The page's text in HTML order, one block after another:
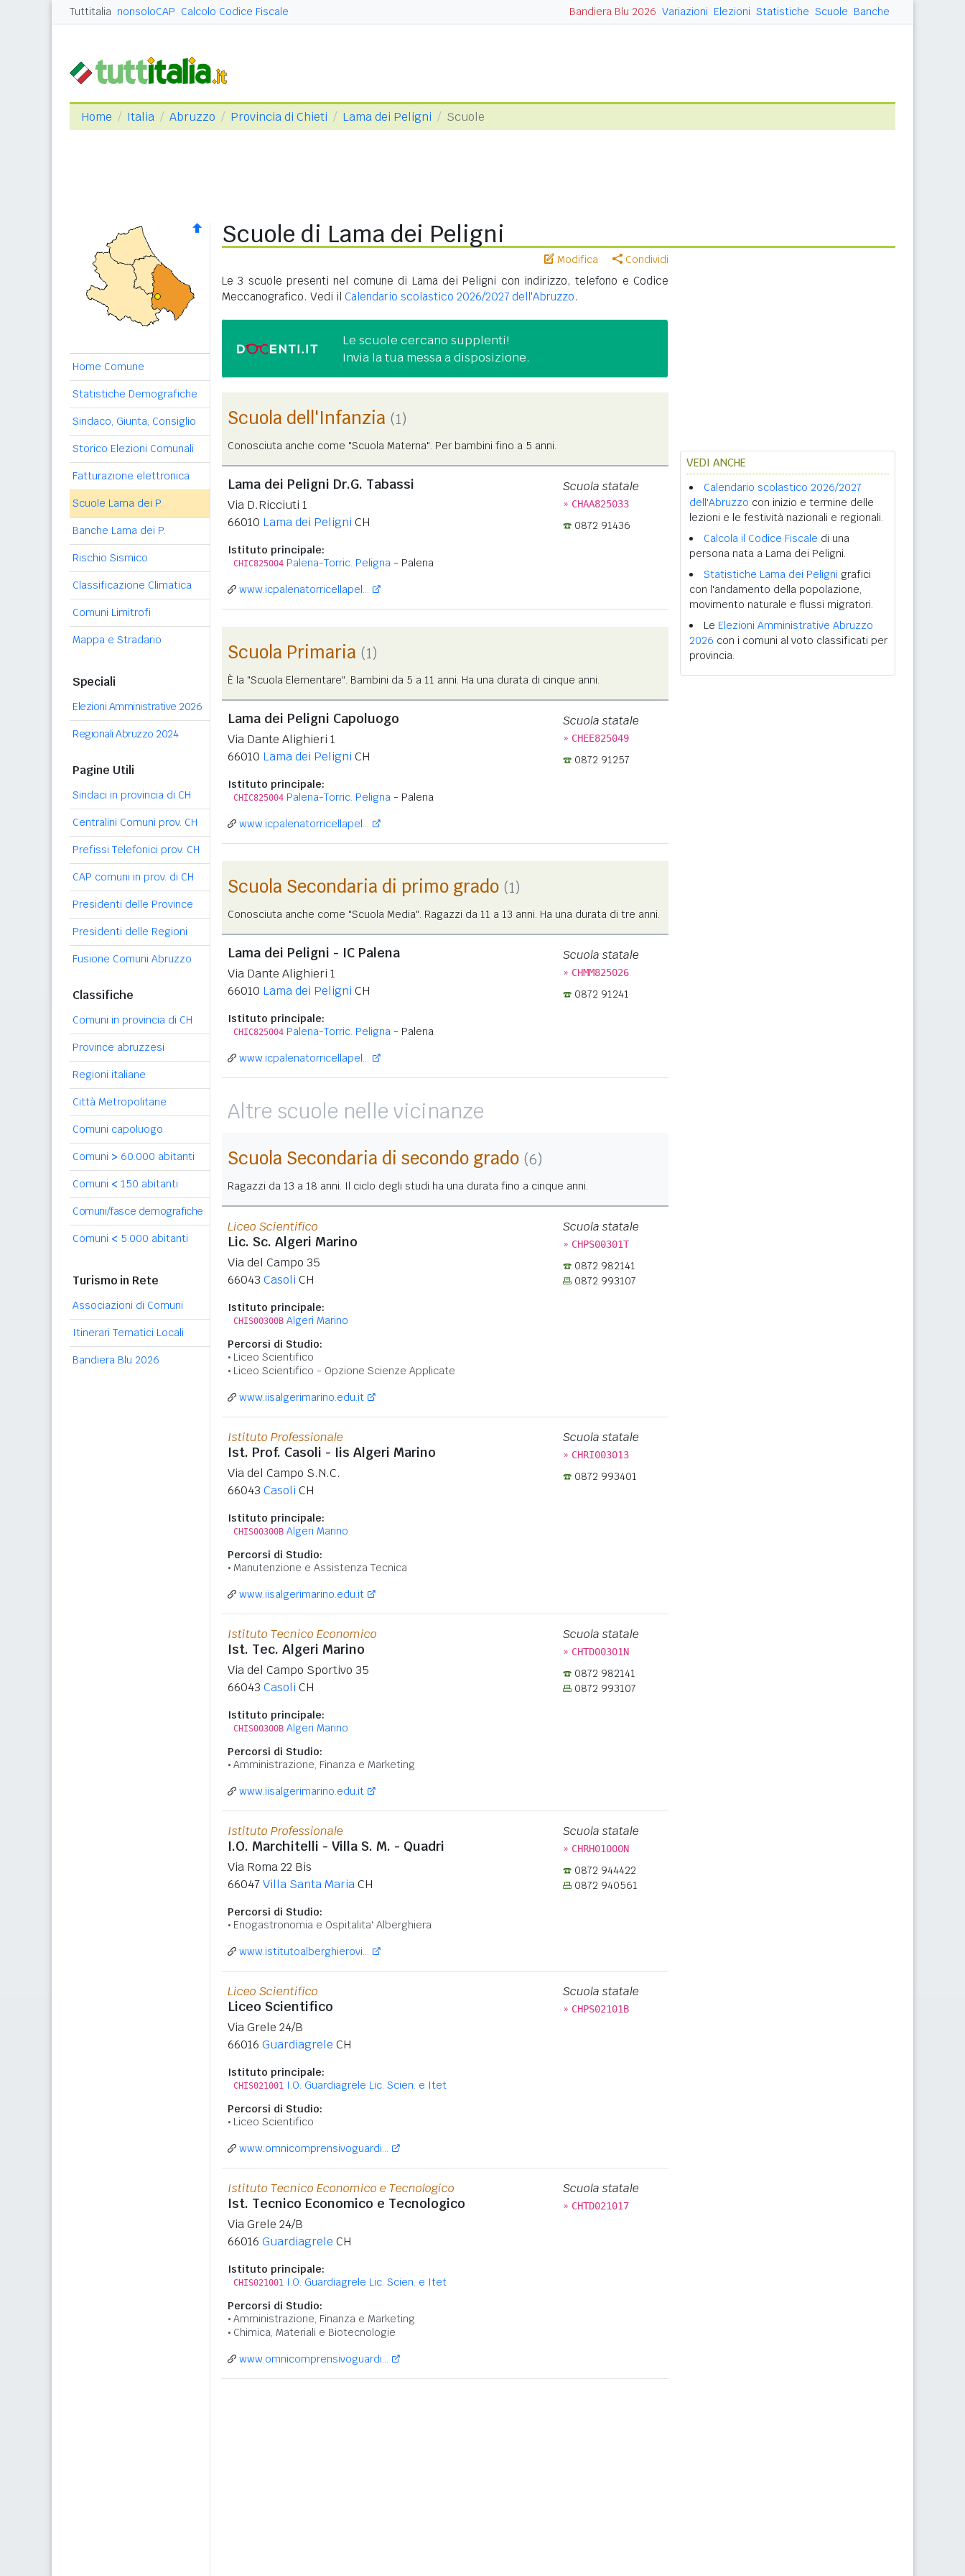
Tuttitalia nonsoloCAP Calcolo Codice Fiscale Bandiera Blu 2026 Variazioni Elezioni Statistiche Scuole Banche
Home Italia Abruzzo Provincia di Chieti Lama dei Peligni Scuole
Home Comune
Statistiche Demografiche
Sindaco, Giunta, Consiglio
Storico Elezioni Comunali
Fatturazione elettronica
Scuole Lama dei P.
Banche Lama dei P.
Rischio Sismico
Classificazione Climatica
Comuni Limitrofi
Mappa e Stradario
Speciali
Elezioni Amministrative 2026
Regionali Abruzzo 2024
Pagine Utili
Sindaci in provincia di CH
Centralini Comuni prov. CH
Prefissi Telefonici prov. CH
CAP comuni in prov. di CH
Presidenti delle Province
Presidenti delle Regioni
Fusione Comuni Abruzzo
Classifiche
Comuni in provincia di CH
Province abruzzesi
Regioni italiane
Città Metropolitane
Comuni capoluogo
Comuni > 60.000 abitanti
Comuni < 150 abitanti
Comuni/fasce demografiche
Comuni < 5.000 abitanti
Turismo in Rete
Associazioni di Comuni
Itinerari Tematici Locali
Bandiera Blu 2026
Scuole di Lama dei Peligni
Modifica Condividi
Le 3 scuole presenti nel comune di Lama dei Peligni con indirizzo, telefono e Codice
Meccanografico. Vedi il Calendario scolastico 2026/2027 dell'Abruzzo.
Le scuole cercano supplenti!
Invia la tua messa a disposizione.
Scuola dell'Infanzia (1)
Conosciuta anche come "Scuola Materna". Per bambini fino a 5 anni.
Lama dei Peligni Dr.G. Tabassi
Via D.Ricciuti 1
66010 Lama dei Peligni CH
Istituto principale:
CHIC825004 Palena-Torric. Peligna - Palena
Scuola statale
» CHAA825033
0872 91436
www.icpalenatorricellapel...
Scuola Primaria (1)
È la "Scuola Elementare". Bambini da 5 a 11 anni. Ha una durata di cinque anni.
Lama dei Peligni Capoluogo
Via Dante Alighieri 1
66010 Lama dei Peligni CH
Istituto principale:
CHIC825004 Palena-Torric. Peligna - Palena
Scuola statale
» CHEE825049
0872 91257
www.icpalenatorricellapel...
Scuola Secondaria di primo grado (1)
Conosciuta anche come "Scuola Media". Ragazzi da 11 a 13 anni. Ha una durata di tre anni.
Lama dei Peligni - IC Palena
Via Dante Alighieri 1
66010 Lama dei Peligni CH
Istituto principale:
CHIC825004 Palena-Torric. Peligna - Palena
Scuola statale
» CHMM825026
0872 91241
www.icpalenatorricellapel...
Altre scuole nelle vicinanze
Scuola Secondaria di secondo grado (6)
Ragazzi da 13 a 18 anni. Il ciclo degli studi ha una durata fino a cinque anni.
Liceo Scientifico
Lic. Sc. Algeri Marino
Via del Campo 35
66043 Casoli CH
Istituto principale:
CHIS00300B Algeri Marino
Percorsi di Studio:
Liceo Scientifico
Liceo Scientifico - Opzione Scienze Applicate
Scuola statale
» CHPS00301T
0872 982141
0872 993107
www.iisalgerimarino.edu.it
Istituto Professionale
Ist. Prof. Casoli - Iis Algeri Marino
Via del Campo S.N.C.
66043 Casoli CH
Istituto principale:
CHIS00300B Algeri Marino
Percorsi di Studio:
Manutenzione e Assistenza Tecnica
Scuola statale
» CHRI003013
0872 993401
www.iisalgerimarino.edu.it
Istituto Tecnico Economico
Ist. Tec. Algeri Marino
Via del Campo Sportivo 35
66043 Casoli CH
Istituto principale:
CHIS00300B Algeri Marino
Percorsi di Studio:
Amministrazione, Finanza e Marketing
Scuola statale
» CHTD00301N
0872 982141
0872 993107
www.iisalgerimarino.edu.it
Istituto Professionale
I.O. Marchitelli - Villa S. M. - Quadri
Via Roma 22 Bis
66047Villa Santa MariaCH
Percorsi di Studio:
Enogastronomia e Ospitalita' Alberghiera
Scuola statale
» CHRH01000N
0872 944422
0872 940561
www.istitutoalberghierovi...
Liceo Scientifico
Liceo Scientifico
Via Grele 24/B
66016 Guardiagrele CH
Istituto principale:
CHIS021001 I.O. Guardiagrele Lic. Scien. e Itet
Percorsi di Studio:
Liceo Scientifico
Scuola statale
» CHPS02101B
www.omnicomprensivoguardi...
Istituto Tecnico Economico e Tecnologico
Ist. Tecnico Economico e Tecnologico
Via Grele 24/B
66016 Guardiagrele CH
Istituto principale:
CHIS021001 I.O. Guardiagrele Lic. Scien. e Itet
Percorsi di Studio:
Amministrazione, Finanza e Marketing
Chimica, Materiali e Biotecnologie
Scuola statale
» CHTD021017
www.omnicomprensivoguardi...
VEDI ANCHE
Calendario scolastico 2026/2027
dell'Abruzzo con inizio e termine delle
lezioni e le festività nazionali e regionali.
Calcola il Codice Fiscale di una
persona nata a Lama dei Peligni.
Statistiche Lama dei Peligni grafici
con l'andamento della popolazione,
movimento naturale e flussi migratori.
Le Elezioni Amministrative Abruzzo
2026 con i comuni al voto classificati per
provincia.